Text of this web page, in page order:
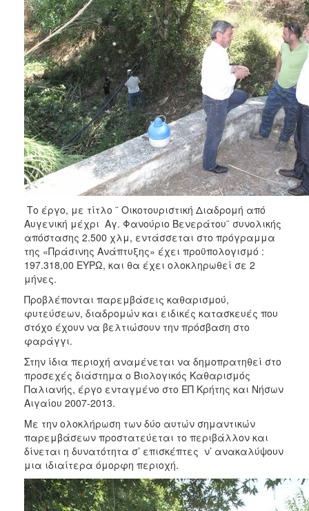
ΑΝΘΕΚΤΙΚΗ
ΠΟΛΗ
Το έργο, με τίτλο ¨ Οικοτουριστική Διαδρομή από
Αυγενική μέχρι Αγ. Φανούριο Βενεράτου¨ συνολικής
απόστασης 2.500 χλμ, εντάσσεται στο πρόγραμμα
της «Πράσινης Ανάπτυξης» έχει προϋπολογισμό :
197.318,00 ΕΥΡΩ, και θα έχει ολοκληρωθεί σε 2
μήνες.
Προβλέπονται παρεμβάσεις καθαρισμού,
φυτεύσεων, διαδρομών και ειδικές κατασκευές που
στόχο έχουν να βελτιώσουν την πρόσβαση στο
φαράγγι.
Στην ίδια περιοχή αναμένεται να δημοπρατηθεί στο
προσεχές διάστημα ο Βιολογικός Kαθαρισμός
Παλιανής, έργο ενταγμένο στο ΕΠ Κρήτης και Νήσων
Αιγαίου 2007-2013.
Με την ολοκλήρωση των δύο αυτών σημαντικών
παρεμβάσεων προστατεύεται το περιβάλλον και
δίνεται η δυνατότητα σ’ επισκέπτες ν’ ανακαλύψουν
μια ιδιαίτερα όμορφη περιοχή.